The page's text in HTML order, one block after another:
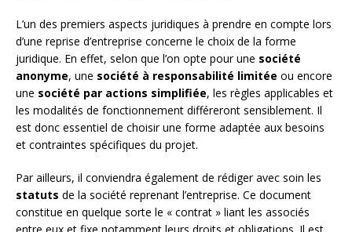
L’un des premiers aspects juridiques à prendre en compte lors
d’une reprise d’entreprise concerne le choix de la forme
juridique. En effet, selon que l’on opte pour une société
anonyme, une société à responsabilité limitée ou encore
une société par actions simplifiée, les règles applicables et
les modalités de fonctionnement différeront sensiblement. Il
est donc essentiel de choisir une forme adaptée aux besoins
et contraintes spécifiques du projet.
Par ailleurs, il conviendra également de rédiger avec soin les
statuts de la société reprenant l’entreprise. Ce document
constitue en quelque sorte le « contrat » liant les associés